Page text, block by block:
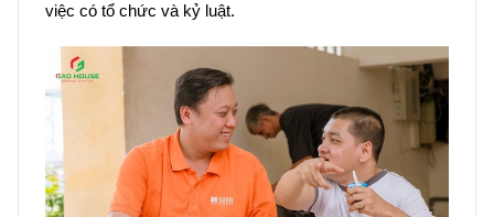
việc có tổ chức và kỷ luật.